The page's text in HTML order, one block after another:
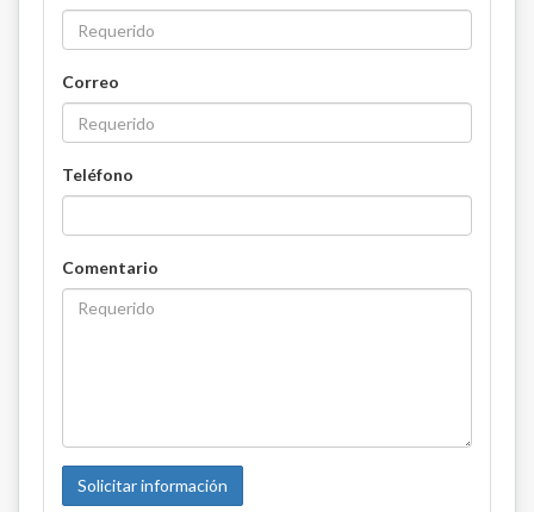
Correo
Teléfono
Comentario
Solicitar información